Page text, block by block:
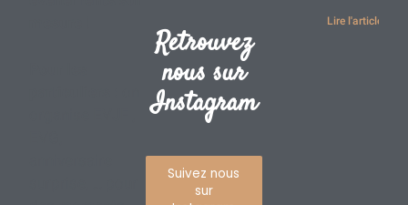
Retrouvez
nous sur
Instagram
Suivez nous
sur
Lire l'article »